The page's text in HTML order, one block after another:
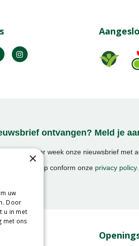
ontvangen? Meld je
1x per week onze nieuwsbrief met
gegevens op conform onze privacy policy.
×
uw
Door
u in met
met ons